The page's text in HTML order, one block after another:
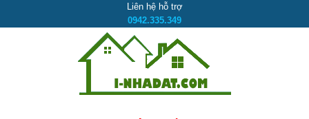
Liên hệ hỗ trợ
0942.335.349